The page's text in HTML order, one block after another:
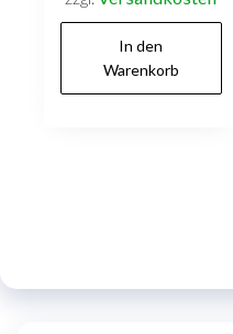
In den
Warenkorb